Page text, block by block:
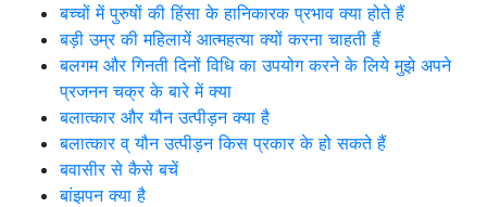
बच्चों में पुरुषों की हिंसा के हानिकारक प्रभाव क्या होते हैं
बड़ी उम्र की महिलायें आत्महत्या क्यों करना चाहती हैं
बलगम और गिनती दिनों विधि का उपयोग करने के लिये मुझे अपने
प्रजनन चक्र के बारे में क्या
बलात्कार और यौन उत्पीड़न क्या है
बलात्कार व् यौन उत्पीड़न किस प्रकार के हो सकते हैं
बवासीर से कैसे बचें
बांझपन क्या है